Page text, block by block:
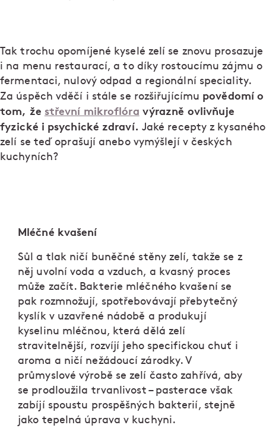
Tak trochu opomíjené kyselé zelí se znovu prosazuje
i na menu restaurací, a to díky rostoucímu zájmu o
fermentaci, nulový odpad a regionální speciality.
Za úspěch vděčí i stále se rozšiřujícímu povědomí o
tom, že střevní mikroflóra výrazně ovlivňuje
fyzické i psychické zdraví. Jaké recepty z kysaného
zelí se teď oprašují anebo vymýšlejí v českých
kuchyních?
Mléčné kvašení
Sůl a tlak ničí buněčné stěny zelí, takže se z
něj uvolní voda a vzduch, a kvasný proces
může začít. Bakterie mléčného kvašení se
pak rozmnožují, spotřebovávají přebytečný
kyslík v uzavřené nádobě a produkují
kyselinu mléčnou, která dělá zelí
stravitelnější, rozvíjí jeho specifickou chuť i
aroma a ničí nežádoucí zárodky. V
průmyslové výrobě se zelí často zahřívá, aby
se prodloužila trvanlivost – pasterace však
zabíjí spoustu prospěšných bakterií, stejně
jako tepelná úprava v kuchyni.